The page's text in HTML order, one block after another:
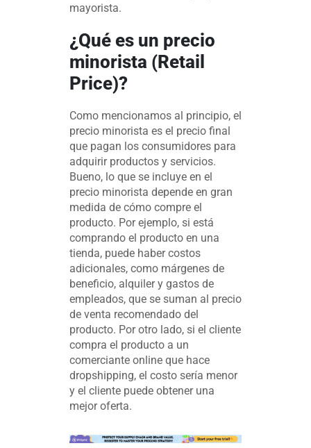
mayorista.
¿Qué es un precio
minorista (Retail
Price)?
Como mencionamos al principio, el
precio minorista es el precio final
que pagan los consumidores para
adquirir productos y servicios.
Bueno, lo que se incluye en el
precio minorista depende en gran
medida de cómo compre el
producto. Por ejemplo, si está
comprando el producto en una
tienda, puede haber costos
adicionales, como márgenes de
beneficio, alquiler y gastos de
empleados, que se suman al precio
de venta recomendado del
producto. Por otro lado, si el cliente
compra el producto a un
comerciante online que hace
dropshipping, el costo sería menor
y el cliente puede obtener una
mejor oferta.